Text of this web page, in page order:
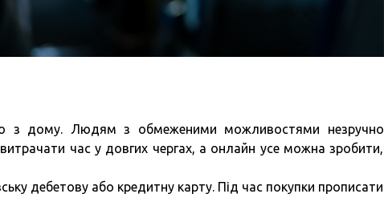
з дому. Людям з обмеженими можливостями незручно
час у довгих чергах, а онлайн усе можна зробити,
дебетову або кредитну карту. Під час покупки прописати